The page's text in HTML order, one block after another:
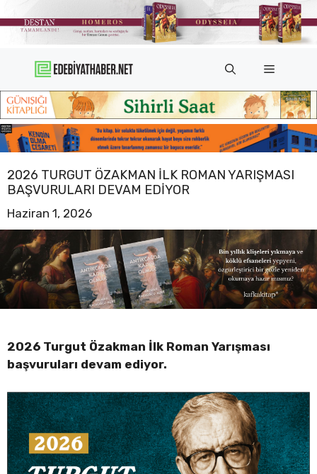
atla
Menü
2026 TURGUT ÖZAKMAN İLK ROMAN YARIŞMASI
BAŞVURULARI DEVAM EDIYOR
Haziran 1, 2026
2026 Turgut Özakman İlk Roman Yarışması
başvuruları devam ediyor.